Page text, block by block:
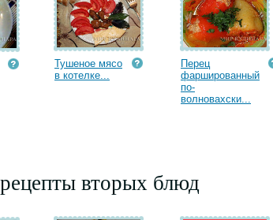
Тушеное мясо
в котелке...
Перец
фаршированный
по-
волновахски...
вторых блюд